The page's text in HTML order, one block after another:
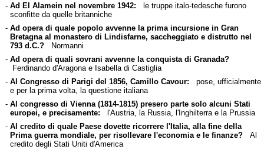
- Ad El Alamein nel novembre 1942: le truppe italo-tedesche furono
sconfitte da quelle britanniche
- Ad opera di quale popolo avvenne la prima incursione in Gran
Bretagna al monastero di Lindisfarne, saccheggiato e distrutto nel
793 d.C.?Normanni
- Ad opera di quali sovrani avvenne la conquista di Granada?
Ferdinando d'Aragona e Isabella di Castiglia
- Al Congresso di Parigi del 1856, Camillo Cavour: pose, ufficialmente
e per la prima volta, la questione italiana
- Al congresso di Vienna (1814-1815) presero parte solo alcuni Stati
europei, e precisamente: l'Austria, la Russia, l'Inghilterra e la Prussia
- Al credito di quale Paese dovette ricorrere l'Italia, alla fine della
Prima guerra mondiale, per risollevare l'economia e le finanze?Al
credito degli Stati Uniti d'America